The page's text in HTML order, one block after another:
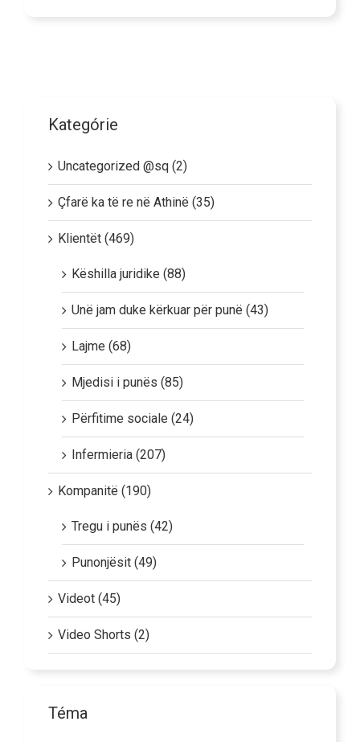
Kategórie
Uncategorized @sq (2)
Çfarë ka të re në Athinë (35)
Klientët (469)
Këshilla juridike (88)
Unë jam duke kërkuar për punë (43)
Lajme (68)
Mjedisi i punës (85)
Përfitime sociale (24)
Infermieria (207)
Kompanitë (190)
Tregu i punës (42)
Punonjësit (49)
Videot (45)
Video Shorts (2)
Téma